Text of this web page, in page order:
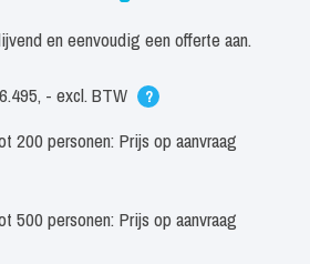
en eenvoudig een offerte aan.
- excl. BTW ?
200 personen: Prijs op aanvraag
500 personen: Prijs op aanvraag